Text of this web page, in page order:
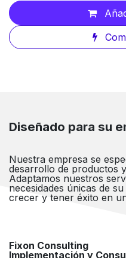
Diseñado para su
Nuestra empresa se
desarrollo de productos
Adaptamos nuestros
necesidades únicas de
crecer y tener éxito en
Fixon Consulting
Implementación y